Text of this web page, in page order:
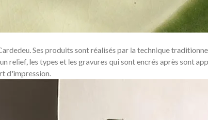
Ses produits sont réalisés par la technique
les types et les gravures qui sont encrés après sont
d'impression.